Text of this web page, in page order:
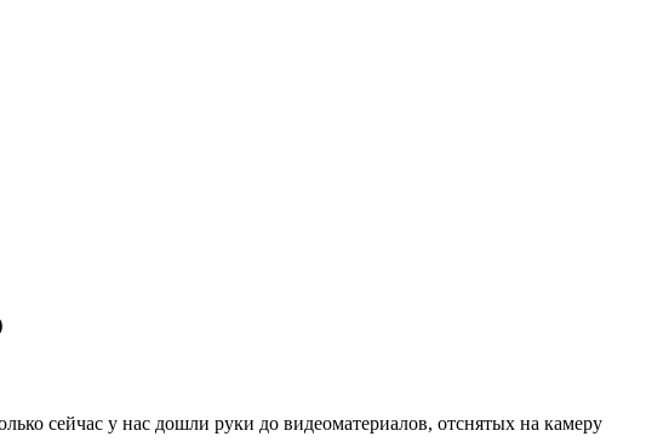
сейчас у нас дошли руки до видеоматериалов, отснятых на камеру